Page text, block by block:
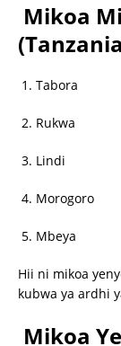
Mikoa
Tabora
Rukwa
Lindi
Morogoro
Mbeya
Hii ni mikoa
kubwa ya ardhi
Mikoa